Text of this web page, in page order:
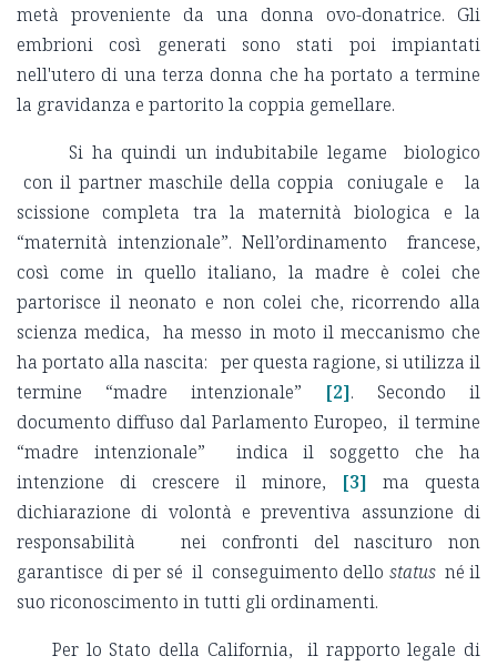
metà proveniente da una donna ovo-donatrice. Gli
embrioni così generati sono stati poi impiantati
nell'utero di una terza donna che ha portato a termine
la gravidanza e partorito la coppia gemellare.
Si ha quindi un indubitabile legame biologico
con il partner maschile della coppia coniugale e la
scissione completa tra la maternità biologica e la
“maternità intenzionale”. Nell’ordinamento francese,
così come in quello italiano, la madre è colei che
partorisce il neonato e non colei che, ricorrendo alla
scienza medica, ha messo in moto il meccanismo che
ha portato alla nascita: per questa ragione, si utilizza il
termine “madre intenzionale”
[2]. Secondo il
documento diffuso dal Parlamento Europeo, il termine
“madre intenzionale” indica il soggetto che ha
intenzione di crescere il minore,
[3] ma questa
dichiarazione di volontà e preventiva assunzione di
responsabilità nei confronti del nascituro non
garantisce di per sé il conseguimento dello status né il
suo riconoscimento in tutti gli ordinamenti.
Per lo Stato della California, il rapporto legale di